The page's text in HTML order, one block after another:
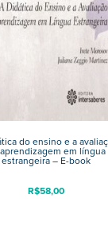
do ensino e a
em língua
estrangeira – E-book
R$58,00